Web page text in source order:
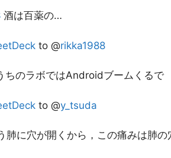
酒は百薬の…
to @rikka1988
ちのラボではAndroidブームくるで
to @y_tsuda
肺に穴が開くから，この痛みは肺